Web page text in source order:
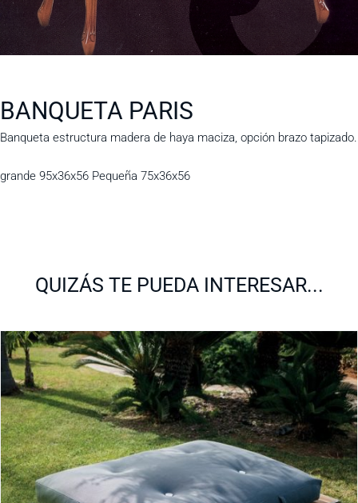
BANQUETA PARIS
Banqueta estructura madera de haya maciza, opción brazo tapizado.
grande 95x36x56 Pequeña 75x36x56
QUIZÁS TE PUEDA INTERESAR...